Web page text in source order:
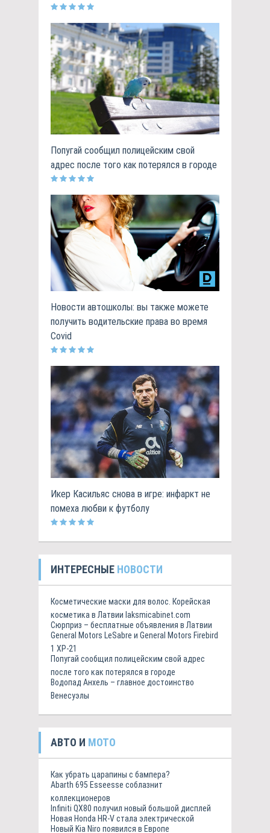
Попугай сообщил полицейским свой
адрес после того как потерялся в городе
Новости автошколы: вы также можете
получить водительские права во время
Covid
Икер Касильяс снова в игре: инфаркт не
помеха любви к футболу
ИНТЕРЕСНЫЕ НОВОСТИ
Косметические маски для волос. Корейская
косметика в Латвии laksmicabinet.com
Сюрприз – бесплатные объявления в Латвии
General Motors LeSabre и General Motors Firebird
1 XP-21
Попугай сообщил полицейским свой адрес
после того как потерялся в городе
Водопад Анхель – главное достоинство
Венесуэлы
АВТО И МОТО
Как убрать царапины с бампера?
Abarth 695 Esseesse соблазнит
коллекционеров
Infiniti QX80 получил новый большой дисплей
Новая Honda HR-V стала электрической
Новый Kia Niro появился в Европе